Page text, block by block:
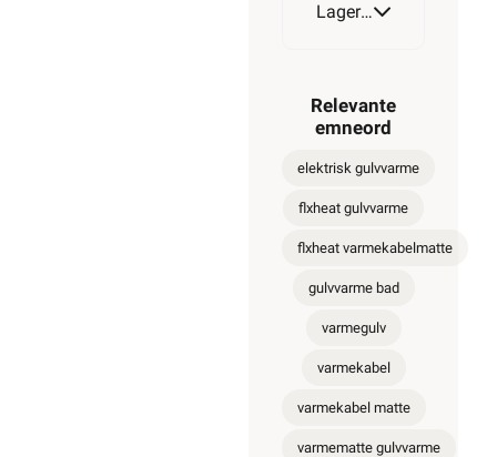
Lagerstatus
Relevante
emneord
elektrisk gulvvarme
flxheat gulvvarme
flxheat varmekabelmatte
gulvvarme bad
varmegulv
varmekabel
varmekabel matte
varmematte gulvvarme